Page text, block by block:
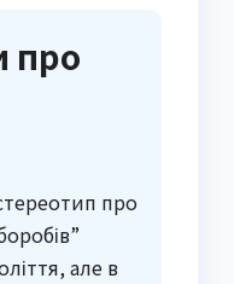
про
про
але в